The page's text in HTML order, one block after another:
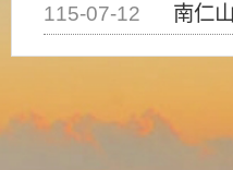
115-07-12
南仁山生態保護區步道